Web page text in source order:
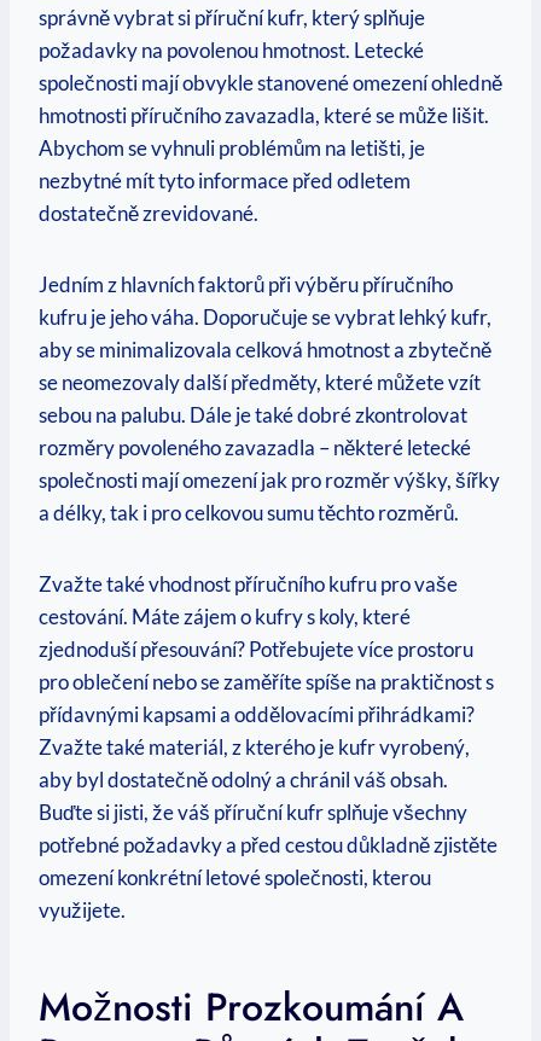
správně vybrat⁣ si příruční kufr, který​ splňuje⁣
požadavky na povolenou hmotnost. Letecké
společnosti ‌mají obvykle stanovené omezení ⁤ohledně
hmotnosti příručního zavazadla, které se může lišit.
Abychom se vyhnuli problémům na letišti, ‌je
nezbytné mít tyto ‌informace před‌ odletem
dostatečně zrevidované.
Jedním z hlavních faktorů při⁤ výběru příručního
kufru je jeho váha. Doporučuje se vybrat lehký kufr,
aby se minimalizovala celková hmotnost a zbytečně
se neomezovaly ⁣další předměty, které můžete vzít
sebou‍ na palubu. Dále je také dobré zkontrolovat
⁣rozměry povoleného zavazadla –⁢ některé letecké
společnosti‍ mají omezení jak pro ‍rozměr výšky, šířky
⁤a délky, tak i⁢ pro celkovou sumu ​těchto ⁣rozměrů. ⁣ ​ ​ ⁢ ⁢ ⁣
Zvažte⁢ také vhodnost ‍příručního kufru pro⁣ vaše
cestování. ⁣Máte zájem ‌o kufry ⁣s koly, které
zjednoduší přesouvání? Potřebujete více prostoru
pro oblečení nebo se zaměříte spíše na praktičnost s
přídavnými kapsami a oddělovacími přihrádkami?
Zvažte také materiál, z kterého je kufr vyrobený,
aby byl dostatečně‌ odolný a ⁤chránil ⁢váš obsah.⁢
Buďte si jisti, že váš příruční‍ kufr splňuje všechny
potřebné požadavky a před cestou důkladně zjistěte
omezení konkrétní letové společnosti, ​kterou
využijete.
Možnosti Prozkoumání⁢ A